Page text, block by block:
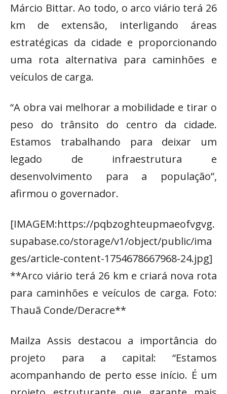
Márcio Bittar. Ao todo, o arco viário terá 26
km de extensão, interligando áreas
estratégicas da cidade e proporcionando
uma rota alternativa para caminhões e
veículos de carga.
“A obra vai melhorar a mobilidade e tirar o
peso do trânsito do centro da cidade.
Estamos trabalhando para deixar um
legado de infraestrutura e
desenvolvimento para a população”,
afirmou o governador.
[IMAGEM:https://pqbzoghteupmaeofvgvg.
supabase.co/storage/v1/object/public/ima
ges/article-content-1754678667968-24.jpg]
**Arco viário terá 26 km e criará nova rota
para caminhões e veículos de carga. Foto:
Thauã Conde/Deracre**
Mailza Assis destacou a importância do
projeto para a capital: “Estamos
acompanhando de perto esse início. É um